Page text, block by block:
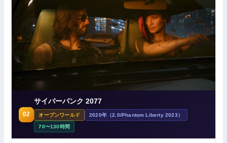
02
サイバーパンク 2077
オープンワールド 2020年（2.0/Phantom Liberty 2023）
70〜130時間